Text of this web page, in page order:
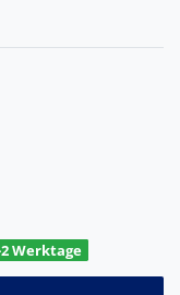
Werktage